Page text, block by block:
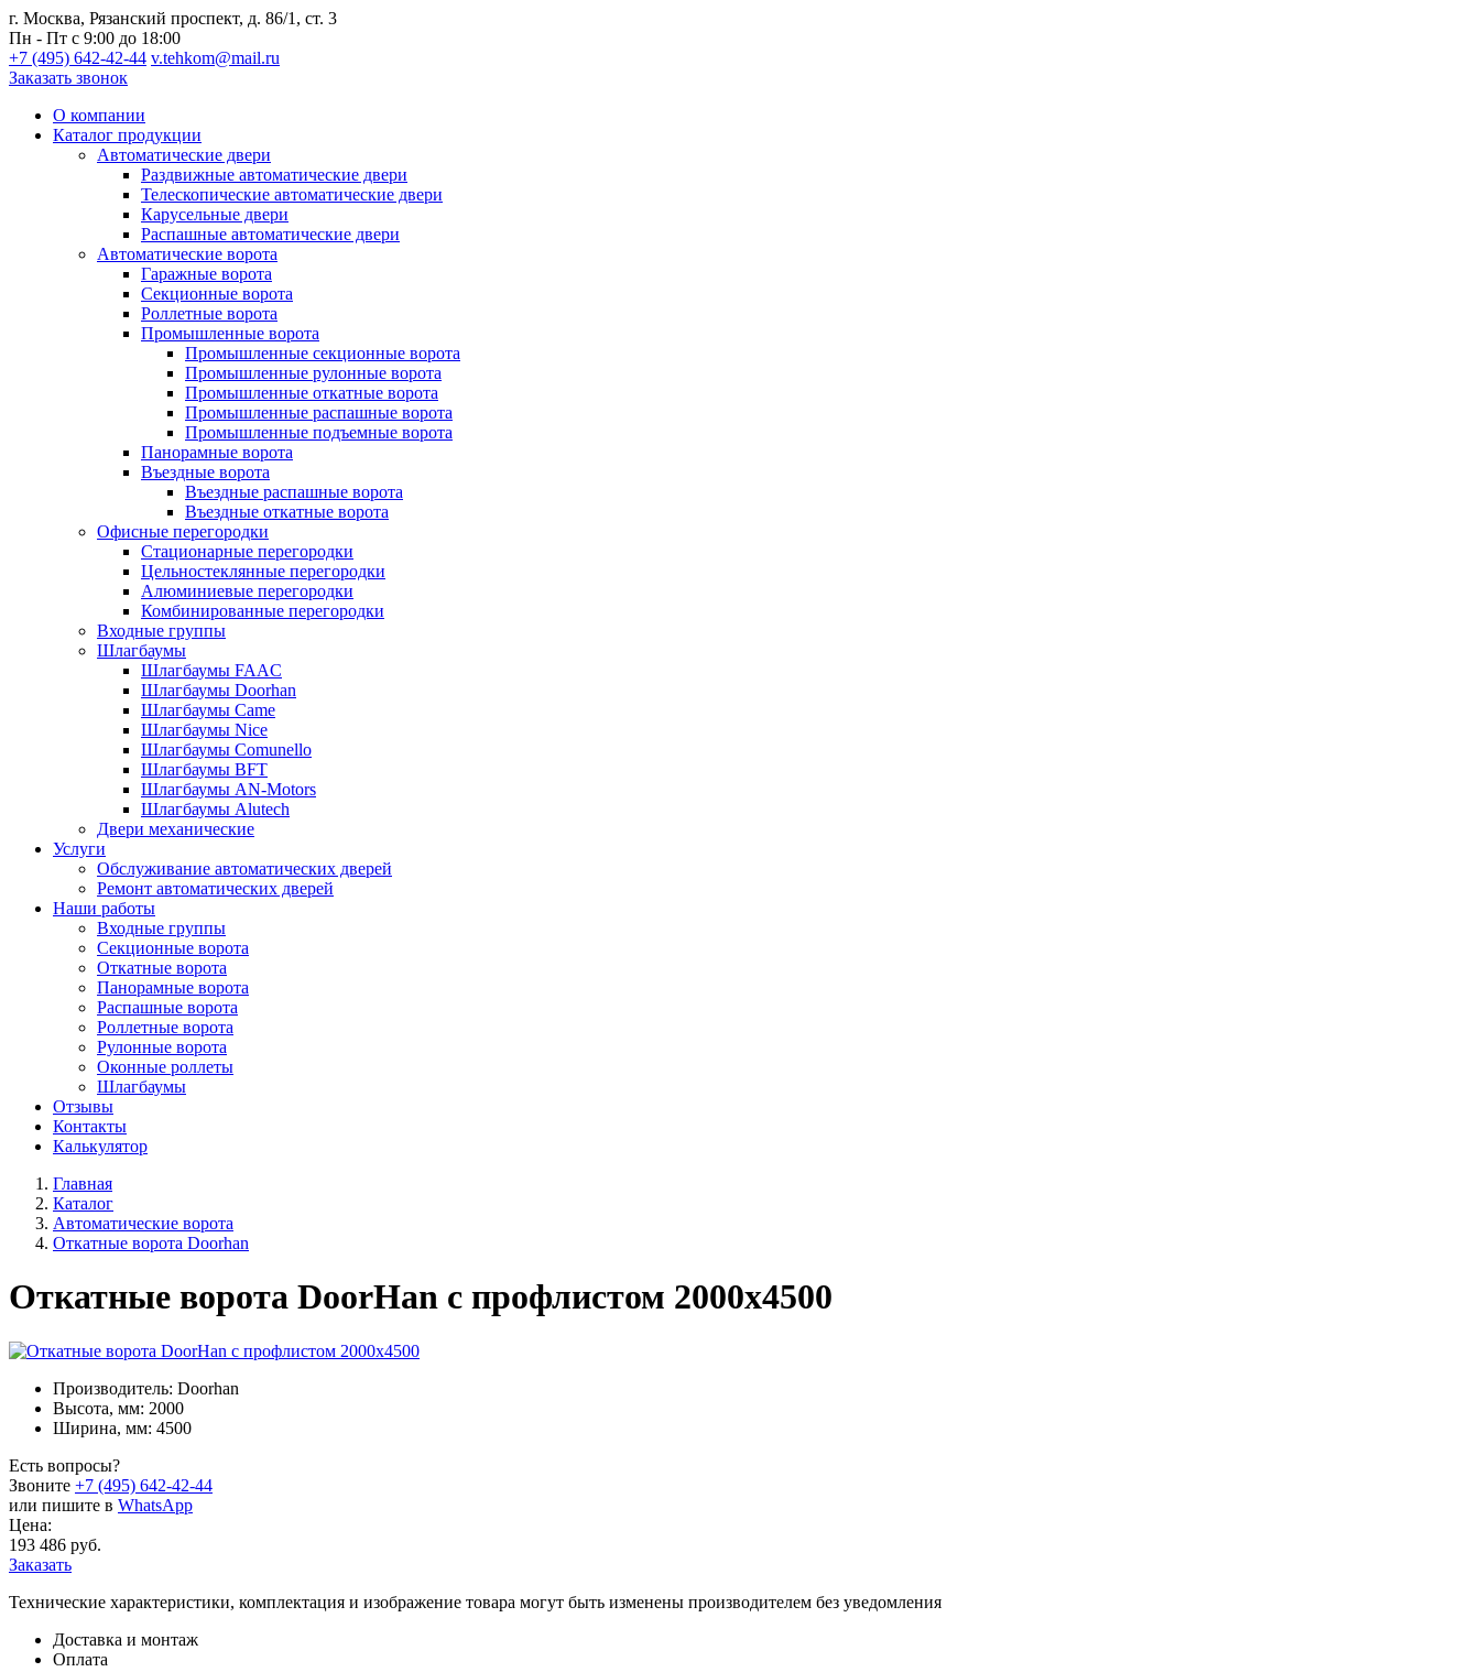
г. Москва, Рязанский проспект, д. 86/1, ст. 3
Пн - Пт с 9:00 до 18:00
+7 (495) 642-42-44 v.tehkom@mail.ru
Заказать звонок
О компании
Каталог продукции
Автоматические двери
Раздвижные автоматические двери
Телескопические автоматические двери
Карусельные двери
Распашные автоматические двери
Автоматические ворота
Гаражные ворота
Секционные ворота
Роллетные ворота
Промышленные ворота
Промышленные секционные ворота
Промышленные рулонные ворота
Промышленные откатные ворота
Промышленные распашные ворота
Промышленные подъемные ворота
Панорамные ворота
Въездные ворота
Въездные распашные ворота
Въездные откатные ворота
Офисные перегородки
Стационарные перегородки
Цельностеклянные перегородки
Алюминиевые перегородки
Комбинированные перегородки
Входные группы
Шлагбаумы
Шлагбаумы FAAC
Шлагбаумы Doorhan
Шлагбаумы Came
Шлагбаумы Nice
Шлагбаумы Comunello
Шлагбаумы BFT
Шлагбаумы AN-Motors
Шлагбаумы Alutech
Двери механические
Услуги
Обслуживание автоматических дверей
Ремонт автоматических дверей
Наши работы
Входные группы
Секционные ворота
Откатные ворота
Панорамные ворота
Распашные ворота
Роллетные ворота
Рулонные ворота
Оконные роллеты
Шлагбаумы
Отзывы
Контакты
Калькулятор
Главная
Каталог
Автоматические ворота
Откатные ворота Doorhan
Откатные ворота DoorHan с профлистом 2000x4500
Производитель: Doorhan
Высота, мм: 2000
Ширина, мм: 4500
Есть вопросы?
Звоните +7 (495) 642-42-44
или пишите в WhatsApp
Цена:
193 486 руб.
Заказать
Технические характеристики, комплектация и изображение товара могут быть изменены производителем без уведомления
Доставка и монтаж
Оплата